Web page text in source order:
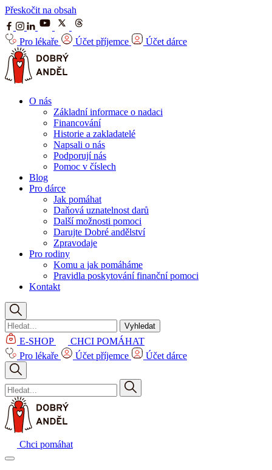
Přeskočit na obsah
Pro lékaře Účet příjemce Účet dárce
O nás
Základní informace o nadaci
Financování
Historie a zakladatelé
Napsali o nás
Podporují nás
Pomoc v číslech
Blog
Pro dárce
Jak pomáhat
Daňová uznatelnost darů
Další možnosti pomoci
Darujte Dobré andělství
Zpravodaje
Pro rodiny
Komu a jak pomáháme
Pravidla poskytování finanční pomoci
Kontakt
Vyhledat
E-SHOP
CHCI POMÁHAT
Pro lékaře
Účet příjemce Účet dárce
Chci pomáhat